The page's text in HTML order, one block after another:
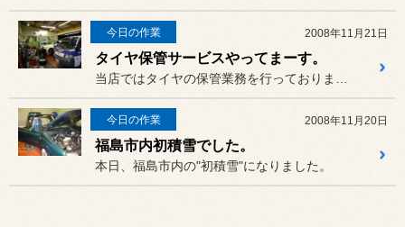
今日の作業 2008年11月21日
タイヤ保管サービスやってまーす。
今日の作業 2008年11月20日
福島市内初積雪でした。
本日、福島市内の"初積雪"になりました。